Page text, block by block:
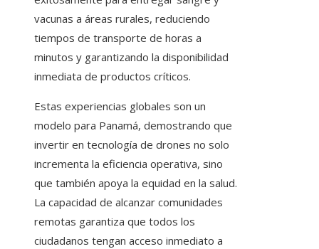
vacunas a áreas rurales, reduciendo
tiempos de transporte de horas a
minutos y garantizando la disponibilidad
inmediata de productos críticos.
Estas experiencias globales son un
modelo para Panamá, demostrando que
invertir en tecnología de drones no solo
incrementa la eficiencia operativa, sino
que también apoya la equidad en la salud.
La capacidad de alcanzar comunidades
remotas garantiza que todos los
ciudadanos tengan acceso inmediato a